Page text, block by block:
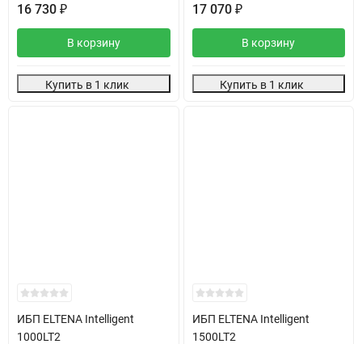
16 730 ₽
В корзину
Купить в 1 клик
17 070 ₽
В корзину
Купить в 1 клик
ИБП ELTENA Intelligent
1000LT2
ИБП ELTENA Intelligent
1500LT2